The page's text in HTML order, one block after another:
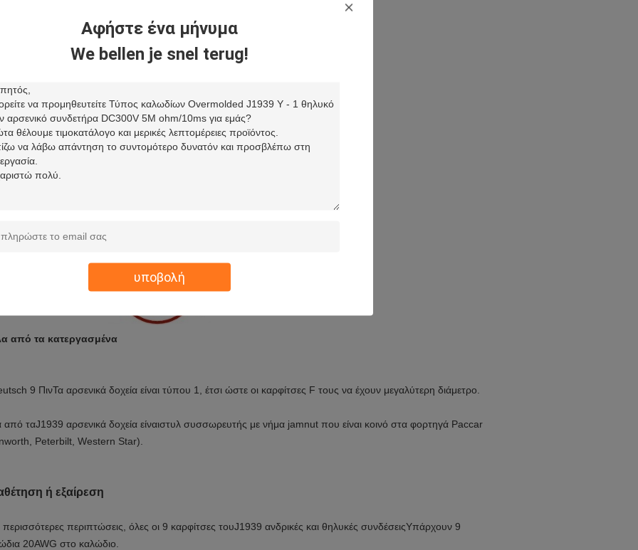
Αφήστε ένα μήνυμα
We bellen je snel terug!
υποβολή
από τα κατεργασμένα
9 ΠινΤα αρσενικά δοχεία είναι τύπου 1, έτσι ώστε οι καρφίτσες F τους να έχουν μεγαλύτερη διάμετρο.
από ταJ1939 αρσενικά δοχεία είναιστυλ συσσωρευτής με νήμα jamnut που είναι κοινό στα φορτηγά Paccar
Peterbilt, Western Star).
ή εξαίρεση
περισσότερες περιπτώσεις, όλες οι 9 καρφίτσες τουJ1939 ανδρικές και θηλυκές συνδέσειςΥπάρχουν 9
20AWG στο καλώδιο.